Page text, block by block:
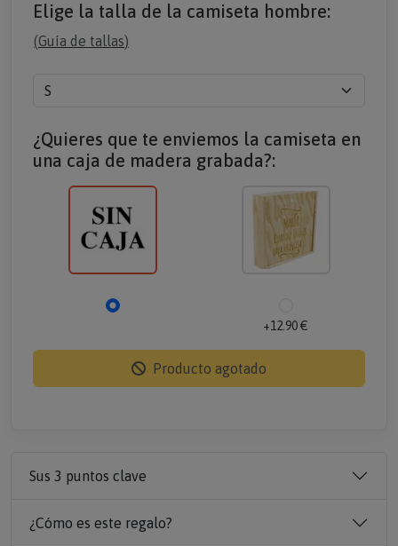
Elige la talla de la camiseta hombre:
(Guía de tallas)
¿Quieres que te enviemos la camiseta en
una caja de madera grabada?:
+12.90 €
Producto agotado
Sus 3 puntos clave
¿Cómo es este regalo?